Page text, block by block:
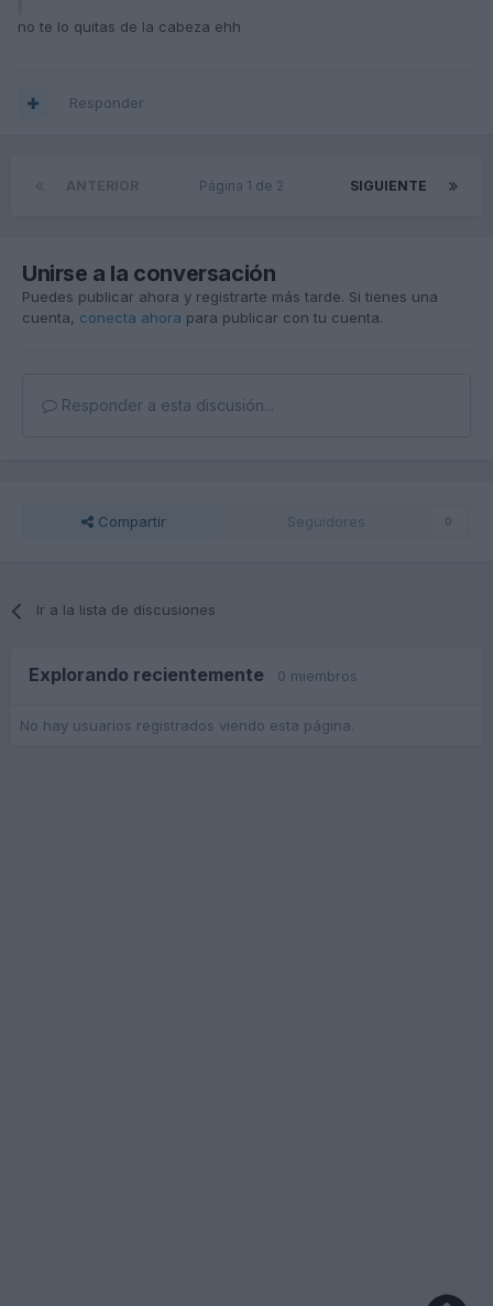
no te lo quitas de la cabeza ehh
Responder
SIGUIENTE
Página 1 de 2
Unirse a la conversación
Puedes publicar ahora y registrarte más tarde. Si tienes una
cuenta, conecta ahora para publicar con tu cuenta.
Responder a esta discusión...
Compartir Seguidores 0
Ir a la lista de discusiones
Explorando recientemente 0 miembros
No hay usuarios registrados viendo esta página.